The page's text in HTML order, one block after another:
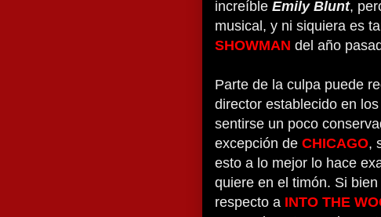
increíble Emily Blunt,
musical, y ni siquiera es
SHOWMAN del año
Parte de la culpa puede
director establecido en
sentirse un poco
excepción de CHICAGO,
esto a lo mejor lo hace
quiere en el timón. Si
respecto a INTO THE